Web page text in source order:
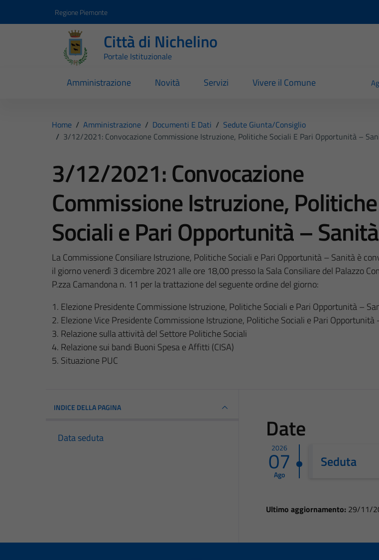
Regione Piemonte
Città di Nichelino
Portale Istituzionale
Amministrazione Novità Servizi Vivere il Comune
Home / Amministrazione / Documenti E Dati / Sedute Giunta/consiglio
/ 3/12/2021: Convocazione Commissione Istruzione, Politiche Sociali E Pari Opportunità –
3/12/2021: Convocazione
Commissione Istruzione, Politiche
Sociali e Pari Opportunità – Sanità
La Commissione Consiliare Istruzione, Politiche Sociali e Pari Opportunità – Sanità è
il giorno venerdì 3 dicembre 2021 alle ore 18,00 presso la Sala Consiliare del Palazzo
P.zza Camandona n. 11 per la trattazione del seguente ordine del giorno:
1. Elezione Presidente Commissione Istruzione, Politiche Sociali e Pari Opportunità –
2. Elezione Vice Presidente Commissione Istruzione, Politiche Sociali e Pari Opportunità
3. Relazione sulla attività del Settore Politiche Sociali
4. Relazione sui bandi Buoni Spesa e Affitti (CISA)
5. Situazione PUC
INDICE DELLA PAGINA
Data seduta Date
2026
07
Ago
Seduta
Ultimo aggiornamento: 29/11/